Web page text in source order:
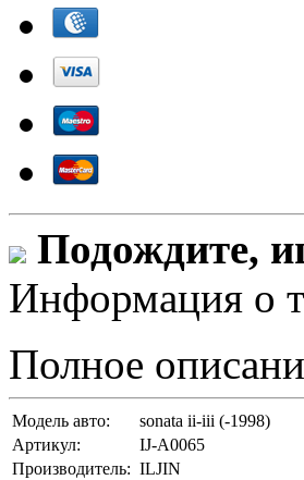
Подождите,
Информация о
Полное
Модель авто:
sonata ii-iii (-1998)
Артикул:
IJ-A0065
Производитель: ILJIN